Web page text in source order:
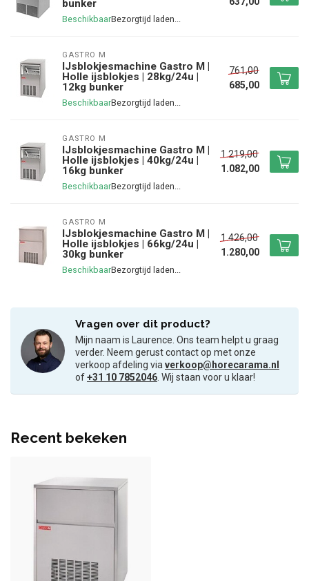
bunker
Beschikbaar
GASTRO M
IJsblokjesmachine Gastro M |
Holle ijsblokjes | 28kg/24u |
12kg bunker
Beschikbaar
761,00
685,00
GASTRO M
IJsblokjesmachine Gastro M |
Holle ijsblokjes | 40kg/24u |
16kg bunker
Beschikbaar
1.219,00
1.082,00
GASTRO M
IJsblokjesmachine Gastro M |
Holle ijsblokjes | 66kg/24u |
30kg bunker
Beschikbaar
1.426,00
1.280,00
Vragen over dit product?
Mijn naam is Laurence. Ons team helpt u graag
verder. Neem gerust contact op met onze
verkoop afdeling viaverkoop@horecarama.nl
of+31 10 7852046. Wij staan voor u klaar!
Recent bekeken